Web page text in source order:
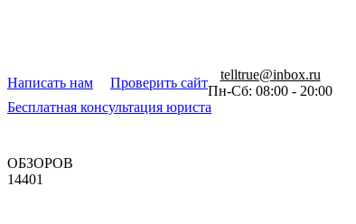
Написать нам Проверить сайт
telltrue@inbox.ru
Пн-Сб: 08:00 - 20:00
Бесплатная консультация юриста
ОБЗОРОВ
14401